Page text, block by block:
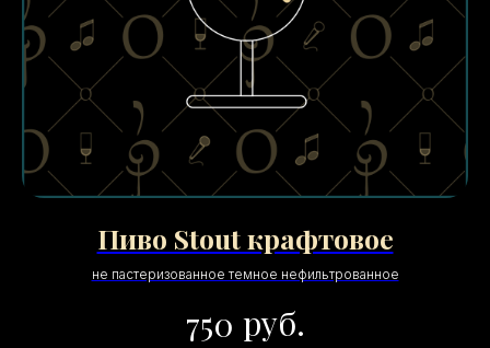
Пиво Stout крафтовое
не пастеризованное темное нефильтрованное
750 руб.